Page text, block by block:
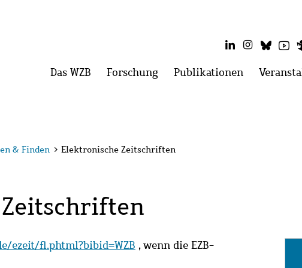
LinkedInInstagram
Hauptmenü
Das WZB Menü
Forschung Menü
Publikationen Menü
& Finden > Elektronische Zeitschriften
ezeit/fl.phtml?bibid=WZB , wenn die EZB-